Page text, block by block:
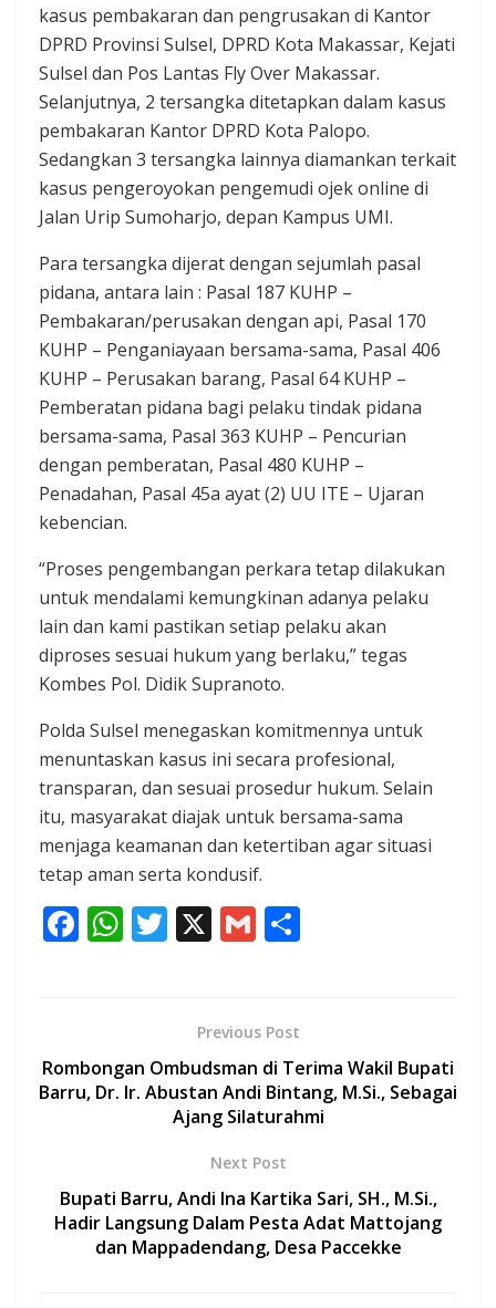
kasus pembakaran dan pengrusakan di Kantor
DPRD Provinsi Sulsel, DPRD Kota Makassar, Kejati
Sulsel dan Pos Lantas Fly Over Makassar.
Selanjutnya, 2 tersangka ditetapkan dalam kasus
pembakaran Kantor DPRD Kota Palopo.
Sedangkan 3 tersangka lainnya diamankan terkait
kasus pengeroyokan pengemudi ojek online di
Jalan Urip Sumoharjo, depan Kampus UMI.
Para tersangka dijerat dengan sejumlah pasal
pidana, antara lain : Pasal 187 KUHP –
Pembakaran/perusakan dengan api, Pasal 170
KUHP – Penganiayaan bersama-sama, Pasal 406
KUHP – Perusakan barang, Pasal 64 KUHP –
Pemberatan pidana bagi pelaku tindak pidana
bersama-sama, Pasal 363 KUHP – Pencurian
dengan pemberatan, Pasal 480 KUHP –
Penadahan, Pasal 45a ayat (2) UU ITE – Ujaran
kebencian.
“Proses pengembangan perkara tetap dilakukan
untuk mendalami kemungkinan adanya pelaku
lain dan kami pastikan setiap pelaku akan
diproses sesuai hukum yang berlaku,” tegas
Kombes Pol. Didik Supranoto.
Polda Sulsel menegaskan komitmennya untuk
menuntaskan kasus ini secara profesional,
transparan, dan sesuai prosedur hukum. Selain
itu, masyarakat diajak untuk bersama-sama
menjaga keamanan dan ketertiban agar situasi
tetap aman serta kondusif.
F
o
o
W
A
p
T
er
X G
l
Previous Post
Rombongan Ombudsman di Terima Wakil Bupati
Barru, Dr. Ir. Abustan Andi Bintang, M.Si., Sebagai
Ajang Silaturahmi
Next Post
Bupati Barru, Andi Ina Kartika Sari, SH., M.Si.,
Hadir Langsung Dalam Pesta Adat Mattojang
dan Mappadendang, Desa Paccekke